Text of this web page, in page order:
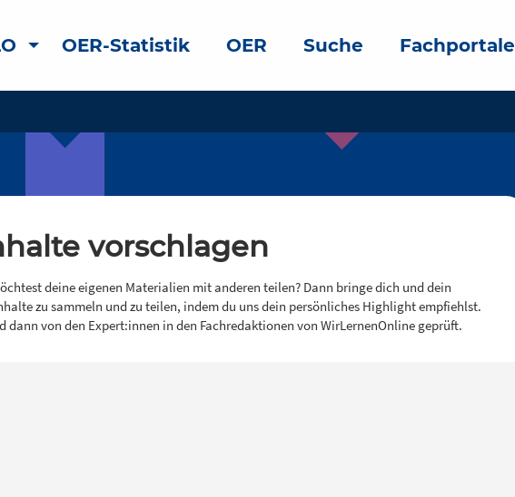
OER-Statistik OER Suche Fachportale
vorschlagen
deine eigenen Materialien mit anderen teilen? Dann bringe dich und dein
zu sammeln und zu teilen, indem du uns dein persönliches Highlight empfiehlst.
dann von den Expert:innen in den Fachredaktionen von WirLernenOnline geprüft.